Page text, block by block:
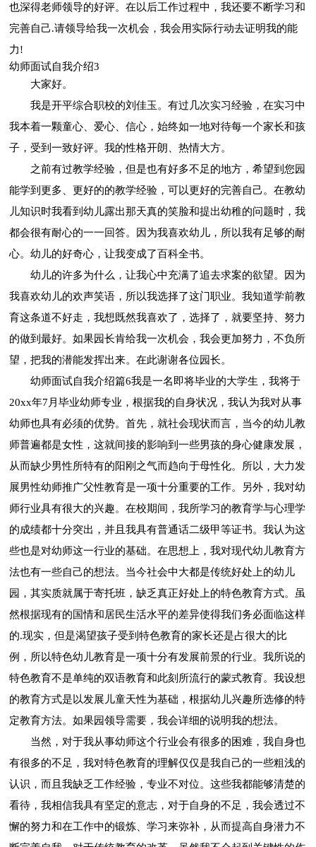
也深得老师领导的好评。在以后工作过程中，我还要不断学习和
完善自己.请领导给我一次机会，我会用实际行动去证明我的能
力!
幼师面试自我介绍3
大家好。
我是开平综合职校的刘佳玉。有过几次实习经验，在实习中
我本着一颗童心、爱心、信心，始终如一地对待每一个家长和孩
子，受到一致好评。我的性格开朗、热情大方。
之前有过教学经验，但是也有好多不足的地方，希望到您园
能学到更多、更好的的教学经验，可以更好的完善自己。在教幼
儿知识时我看到幼儿露出那天真的笑脸和提出幼稚的问题时，我
都会很有耐心的一一回答。因为我喜欢幼儿，所以我有足够的耐
心。幼儿的好奇心，让我变成了百科全书。
幼儿的许多为什么，让我心中充满了追去求案的欲望。因为
我喜欢幼儿的欢声笑语，所以我选择了这门职业。我知道学前教
育这条道不好走，我想既然我喜欢了，选择了，就要坚持、努力
的做到最好。如果园长肯给我一次机会，我会更加努力，不负所
望，把我的潜能发挥出来。在此谢谢各位园长。
幼师面试自我介绍篇6我是一名即将毕业的大学生，我将于
20xx年7月毕业幼师专业，根据我的自身状况，我认为我对从事
幼师也具有必须的优势。首先，就社会现状而言，当今的幼儿教
师普遍都是女性，这就间接的影响到一些男孩的身心健康发展，
从而缺少男性所特有的阳刚之气而趋向于母性化。所以，大力发
展男性幼师推广父性教育是一项十分重要的工作。另外，我对幼
师行业具有很大的兴趣。在校期间，我所学习的教育学与心理学
的成绩都十分突出，并且我具有普通话二级甲等证书。我认为这
些也是对幼师这一行业的基础。在思想上，我对现代幼儿教育方
法也有一些自己的想法。当今社会中大都是传统好处上的幼儿
园，其实质就属于寄托班，缺乏真正好处上的特色教育方式。虽
然根据现有的国情和居民生活水平的差异使得我们务必面临这样
的.现实，但是渴望孩子受到特色教育的家长还是占很大的比
例，所以特色幼儿教育是一项十分有发展前景的行业。我所说的
特色教育不是单纯的双语教育和此刻所流行的蒙式教育。我设想
的教育方式是以发展儿童天性为基础，根据幼儿兴趣所选修的特
定教育方法。如果园领导需要，我会详细的说明我的想法。
当然，对于我从事幼师这个行业会有很多的困难，我自身也
有很多的不足，我对特色教育的理解仅仅是我自己的一些粗浅的
认识，而且我缺乏工作经验，专业不对位。这些我都能够清楚的
看待，我相信我具有坚定的意志，对于自身的不足，我会透过不
懈的努力和在工作中的锻炼、学习来弥补，从而提高自身潜力不